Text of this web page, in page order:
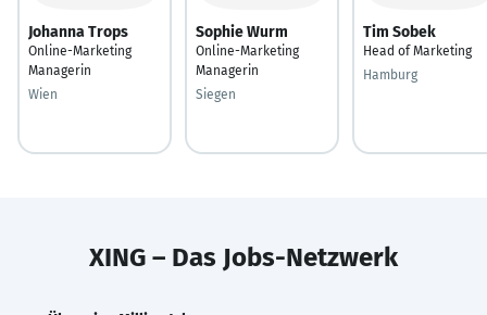
Johanna Trops
Online-Marketing
Managerin
Wien
Sophie Wurm
Online-Marketing
Managerin
Siegen
Tim Sobek
Head of Marketing
Hamburg
XING – Das Jobs-Netzwerk